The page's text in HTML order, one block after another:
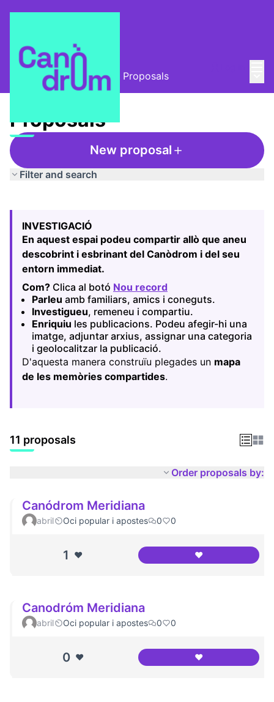
L'Alzina i el Canòdrom Proposals
Proposals
New proposal
Filter and search
−
INVESTIGACIÓ
En aquest espai podeu compartir allò que aneu
descobrint i esbrinant del Canòdrom i del seu
entorn immediat.
Com? Clica al botó Nou record
(Opens in new tab)
Parleu amb familiars, amics i coneguts.
Investigueu, remeneu i compartiu.
Enriquiu les publicacions. Podeu afegir-hi una
imatge, adjuntar arxius, assignar una categoria
i geolocalitzar la publicació.
D'aquesta manera construïu plegades un mapa
de les memòries compartides.
11 proposals
Order proposals by:
Canódrom Meridiana
abril Oci popular i apostes 0 0
1 ❤️ ❤️Canódrom
Canodróm Meridiana
abril Oci popular i apostes 0 0
0 ❤️ ❤️Canodróm